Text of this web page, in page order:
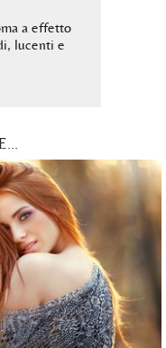
a effetto
lucenti e